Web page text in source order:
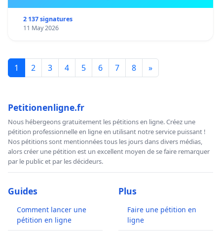
2 137 signatures
11 May 2026
1 2 3 4 5 6 7 8 »
Petitionenligne.fr
Nous hébergeons gratuitement les pétitions en ligne. Créez une
pétition professionnelle en ligne en utilisant notre service puissant !
Nos pétitions sont mentionnées tous les jours dans divers médias,
alors créer une pétition est un excellent moyen de se faire remarquer
par le public et par les décideurs.
Guides
Comment lancer une
pétition en ligne
Plus
Faire une pétition en
ligne